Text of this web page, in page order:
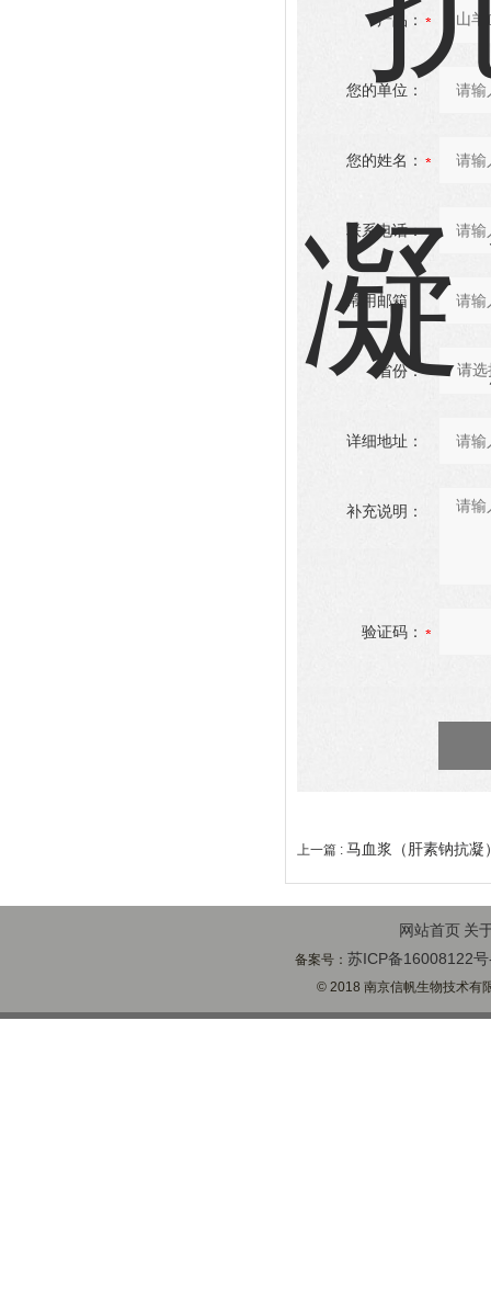
产品：
您的单位：
您的姓名：
联系电话：
常用邮箱：
省份：
详细地址：
补充说明：
验证码：
上一篇 : 马血浆（肝素钠抗凝
网站首页 关
备案号： 苏ICP备16008122
© 2018 南京信帆生物技术有